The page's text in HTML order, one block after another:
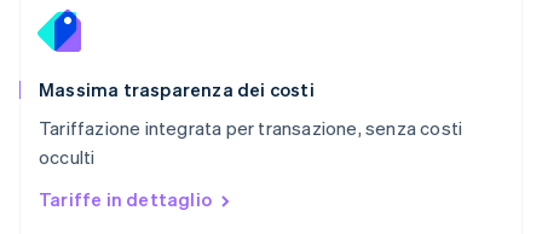
Massima trasparenza dei costi
Tariffazione integrata per transazione, senza costi
occulti
Tariffe in dettaglio
RAS di Hong Kong, Cina
English
English
English
Romania
English